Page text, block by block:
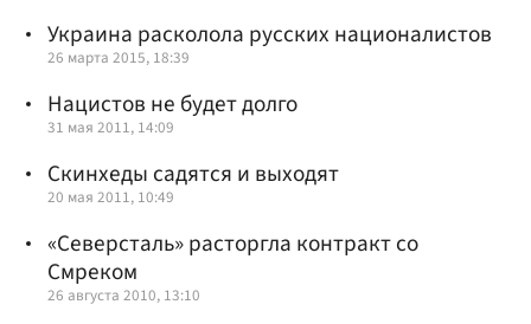
Украина расколола русских националистов
26 марта 2015, 18:39
Нацистов не будет долго
31 мая 2011, 14:09
Скинхеды садятся и выходят
20 мая 2011, 10:49
«Северсталь» расторгла контракт со
Смреком
26 августа 2010, 13:10